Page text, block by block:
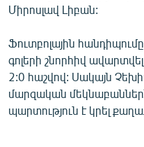
«Ազատության» բոլոր
Միրոսլավ Լիբան:
Ֆուտբոլային
գոլերի շնորհիվ
2:0 հաշվով: Սակայն
մարզական
պարտություն է կրել